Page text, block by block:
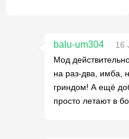
balu-um304
16
Мод
на раз-два, имба,
гриндом! А ещё
просто летают в